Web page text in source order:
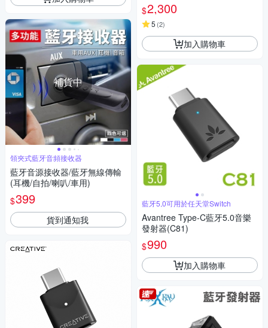
補貨中
領夾式藍牙音頻接收器
藍牙音源接收器/藍牙無線傳輸
(耳機/自拍/喇叭/車用)
$399
貨到通知我
$2,300
5 (2)
加入購物車
藍牙5,0可用於任天堂Switch
Avantree Type-C藍牙5.0音樂
發射器(C81)
$990
加入購物車